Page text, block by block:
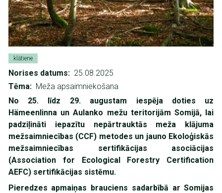
klātiene
Norises datums
25.08.2025
Tēma
Meža apsaimniekošana
No 25. līdz 29. augustam iespēja doties uz
Hämeenlinna un Aulanko mežu teritorijām Somijā, lai
padziļināti iepazītu nepārtrauktās meža klājuma
mežsaimniecības (CCF) metodes un jauno Ekoloģiskās
mežsaimniecības sertifikācijas asociācijas
(Association for Ecological Forestry Certification
AEFC) sertifikācijas sistēmu.
Pieredzes apmaiņas brauciens sadarbībā ar Somijas